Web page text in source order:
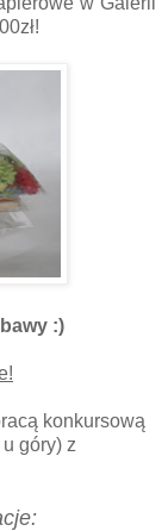
:)
konkursową
góry) z